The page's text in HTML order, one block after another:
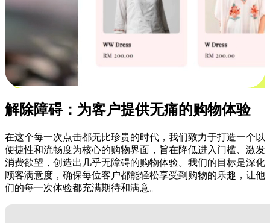
解除障碍：为客户提供无痛的购物体验
在这个每一次点击都无比珍贵的时代，我们致力于打造一个以
便捷性和流畅度为核心的购物界面，旨在降低进入门槛、激发
消费欲望，创造出几乎无障碍的购物体验。我们的目标是深化
顾客满意度，确保每位客户都能轻松享受到购物的乐趣，让他
们的每一次体验都充满期待和满意。